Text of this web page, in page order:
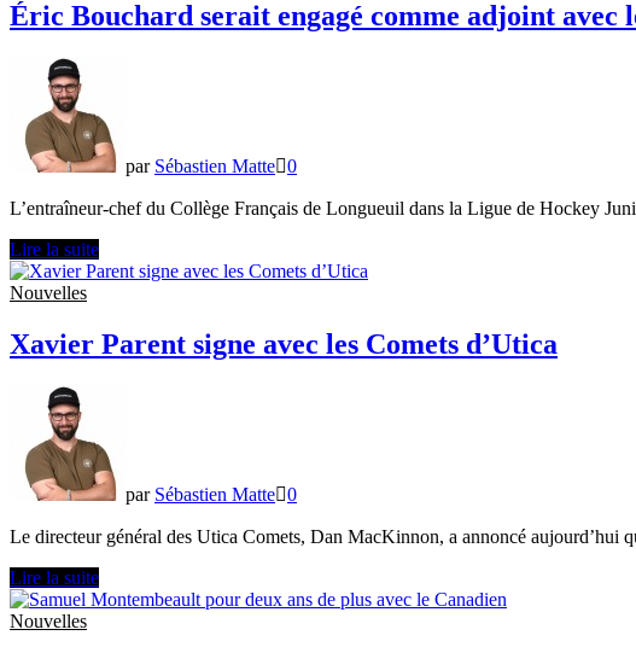
une
équipe
Liga
Éric Bouchard serait engagé comme adjoint avec
par Sébastien Matte 0
L’entraîneur-chef du Collège Français de Longueuil dans la Ligue de Hockey
Éric
Bouchard
serait
comme
adjoint
Foreurs
Val
d’Or
Lire la suite
Nouvelles
Xavier Parent signe avec les Comets d’Utica
par Sébastien Matte 0
Le directeur général des Utica Comets, Dan MacKinnon, a annoncé aujourd’hui
Xavier
Parent
signe
Lire la suite
Nouvelles